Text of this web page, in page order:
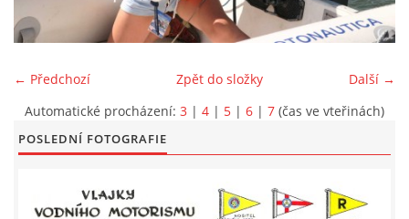
LODĚNICE A OKOLÍ
PLOVOUCÍ LODĚNICE
VIDEOALBUM
← Předchozí Další →
Zpět do složky
Automatické procházení: 3 | 4 | 5 | 6 | 7 (čas ve vteřinách)
POSLEDNÍ FOTOGRAFIE